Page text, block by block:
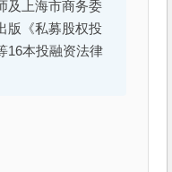
及上海市商务委
版《私募股权投
16本投融资法律